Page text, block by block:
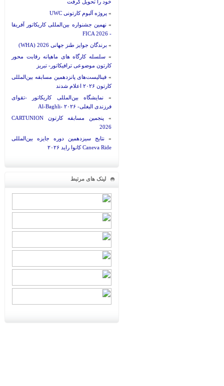
خود را تحویل گرفت
» پروژه آلبوم کارتونی UWC
» نهمین جشنواره بین‌المللی کاریکاتور آفریقا
- FICA 2026
» برندگان جوایز طنز جهانی 2026 (WHA)
» سلسله کارگاه های ماهیانه رقابت محور
کارتون موضوعی ترافیکاتور- تبریز
» فینالیست‌های پانزدهمین مسابقه بین‌المللی
کارتون ۲۰۲۶ اعلام شدند
» نمایشگاه بین‌المللی کاریکاتور -تقوای
فرزندی البغلی- Al-Baghli- ۲۰۲۶
»
پنجمین مسابقه کارتون CARTUNION
2026
» نتایج سیزدهمین دوره جایزه بین‌المللی
Caneva Ride کانوا راید ۲۰۲۶
لینک های مرتبط